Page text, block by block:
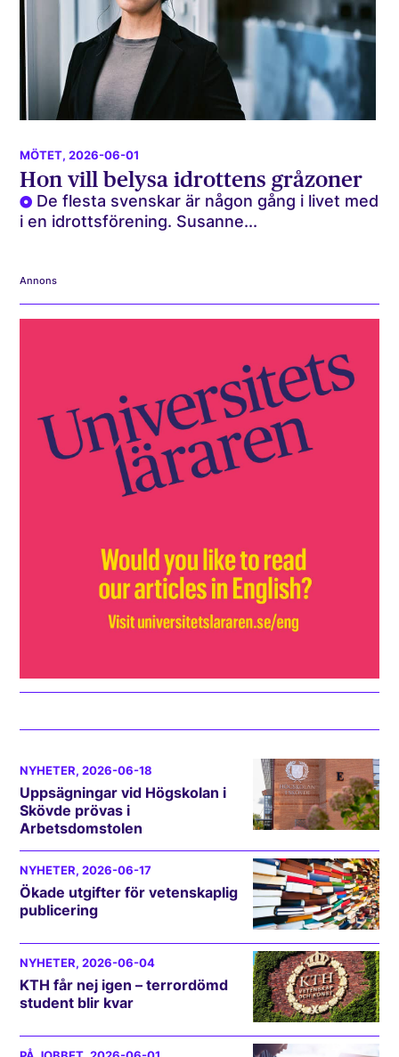
MÖTET, 2026-06-01
Hon vill belysa idrottens gråzoner
De flesta svenskar är någon gång i livet med
i en idrottsförening. Susanne...
Annons
NYHETER, 2026-06-18
Uppsägningar vid Högskolan i
Skövde prövas i
Arbetsdomstolen
NYHETER, 2026-06-17
Ökade utgifter för vetenskaplig
publicering
NYHETER, 2026-06-04
KTH får nej igen – terrordömd
student blir kvar